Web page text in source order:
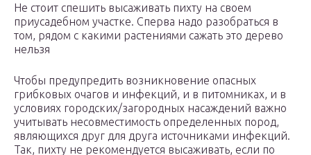
Не стоит спешить высаживать пихту на своем
приусадебном участке. Сперва надо разобраться в
том, рядом с какими растениями сажать это дерево
нельзя
Чтобы предупредить возникновение опасных
грибковых очагов и инфекций, и в питомниках, и в
условиях городских/загородных насаждений важно
учитывать несовместимость определенных пород,
являющихся друг для друга источниками инфекций.
Так, пихту не рекомендуется высаживать, если по